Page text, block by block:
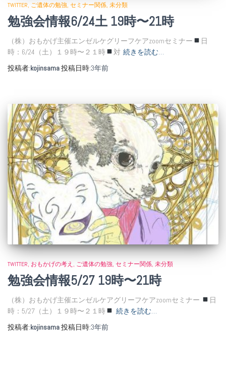
TWITTER ご遺体の勉強 セミナー関係 未分類
勉強会情報6/24土 19時〜21時
（株）おもかげ主催エンゼルケグリーフケアzoomセミナー
日
時：6/24（土）１９時〜２１時
対 続きを読む…
投稿者:kojinsama投稿日時:3年前
TWITTER おもかげの考え ご遺体の勉強 セミナー関係 未分類
勉強会情報5/27 19時〜21時
（株）おもかげ主催エンゼルケアグリーフケアzoomセミナー
日
時：5/27（土）１９時〜２１時
続きを読む…
投稿者:kojinsama投稿日時:3年前